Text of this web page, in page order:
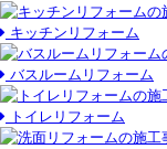
キッチンリフォーム
バスルームリフォーム
トイレリフォーム